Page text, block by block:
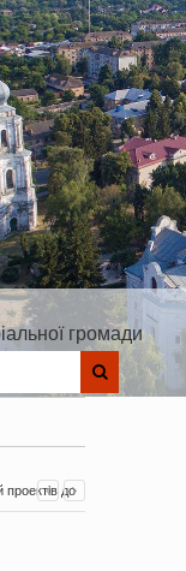
громади
проектів до
збір ідей